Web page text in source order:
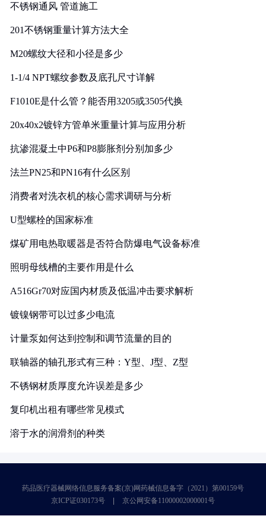
不锈钢通风 管道施工
201不锈钢重量计算方法大全
M20螺纹大径和小径是多少
1-1/4 NPT螺纹参数及底孔尺寸详解
F1010E是什么管？能否用3205或3505代换
20x40x2镀锌方管单米重量计算与应用分析
抗渗混凝土中P6和P8膨胀剂分别加多少
法兰PN25和PN16有什么区别
消费者对洗衣机的核心需求调研与分析
U型螺栓的国家标准
煤矿用电热取暖器是否符合防爆电气设备标准
照明母线槽的主要作用是什么
A516Gr70对应国内材质及低温冲击要求解析
镀镍钢带可以过多少电流
计量泵如何达到控制和调节流量的目的
联轴器的轴孔形式有三种：Y型、J型、Z型
不锈钢材质厚度允许误差是多少
复印机出租有哪些常见模式
溶于水的润滑剂的种类
药品医疗器械网络信息服务备案(京)网药械信息备字（2021）第00159号
京ICP证030173号
京公网安备11000002000001号